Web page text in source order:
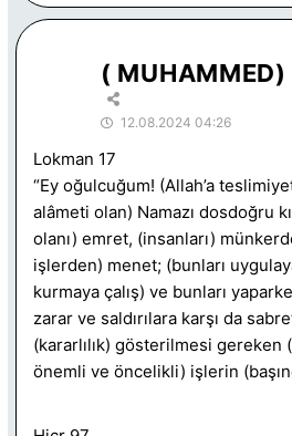
( MUHAMMED)
12.08.2024 04:26
Lokman 17
“Ey oğulcuğum! (Allah’a
alâmeti olan) Namazı dosdoğru
olanı) emret, (insanları)
işlerden) menet; (bunları
kurmaya çalış) ve bunları
zarar ve saldırılara karşı da
(kararlılık) gösterilmesi
önemli ve öncelikli) işlerin